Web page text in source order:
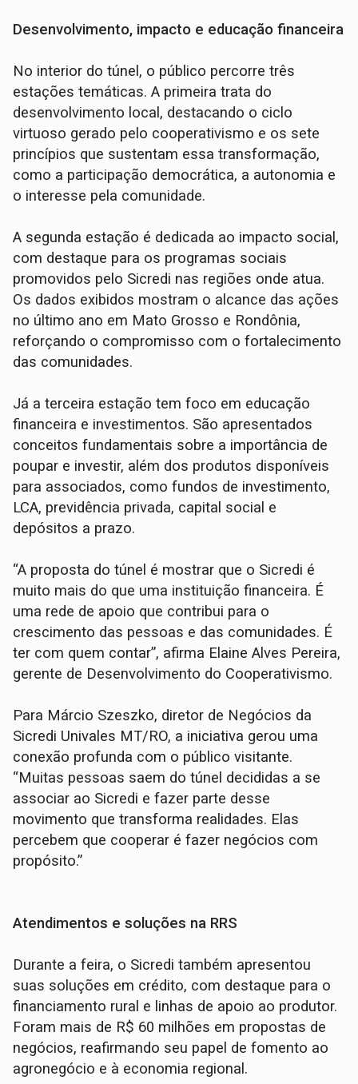
Desenvolvimento, impacto e educação financeira
No interior do túnel, o público percorre três
estações temáticas. A primeira trata do
desenvolvimento local, destacando o ciclo
virtuoso gerado pelo cooperativismo e os sete
princípios que sustentam essa transformação,
como a participação democrática, a autonomia e
o interesse pela comunidade.
A segunda estação é dedicada ao impacto social,
com destaque para os programas sociais
promovidos pelo Sicredi nas regiões onde atua.
Os dados exibidos mostram o alcance das ações
no último ano em Mato Grosso e Rondônia,
reforçando o compromisso com o fortalecimento
das comunidades.
Já a terceira estação tem foco em educação
financeira e investimentos. São apresentados
conceitos fundamentais sobre a importância de
poupar e investir, além dos produtos disponíveis
para associados, como fundos de investimento,
LCA, previdência privada, capital social e
depósitos a prazo.
“A proposta do túnel é mostrar que o Sicredi é
muito mais do que uma instituição financeira. É
uma rede de apoio que contribui para o
crescimento das pessoas e das comunidades. É
ter com quem contar”, afirma Elaine Alves Pereira,
gerente de Desenvolvimento do Cooperativismo.
Para Márcio Szeszko, diretor de Negócios da
Sicredi Univales MT/RO, a iniciativa gerou uma
conexão profunda com o público visitante.
“Muitas pessoas saem do túnel decididas a se
associar ao Sicredi e fazer parte desse
movimento que transforma realidades. Elas
percebem que cooperar é fazer negócios com
propósito.”
Atendimentos e soluções na RRS
Durante a feira, o Sicredi também apresentou
suas soluções em crédito, com destaque para o
financiamento rural e linhas de apoio ao produtor.
Foram mais de R$ 60 milhões em propostas de
negócios, reafirmando seu papel de fomento ao
agronegócio e à economia regional.